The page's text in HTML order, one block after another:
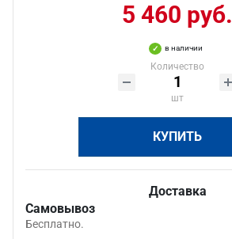
5 460 руб.
в наличии
Количество
шт
КУПИТЬ
Доставка
Самовывоз
Бесплатно.